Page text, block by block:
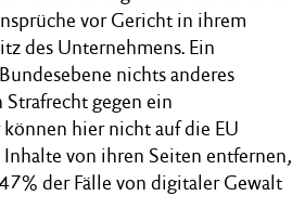
vor Gericht in ihrem
des Unternehmens. Ein
nichts anderes
gegen ein
hier nicht auf die EU
von ihren Seiten entfernen,
der Fälle von digitaler Gewalt